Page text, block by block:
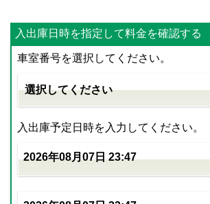
入出庫日時を指定して料金を確認する
車室番号を選択してください。
入出庫予定日時を入力してください。